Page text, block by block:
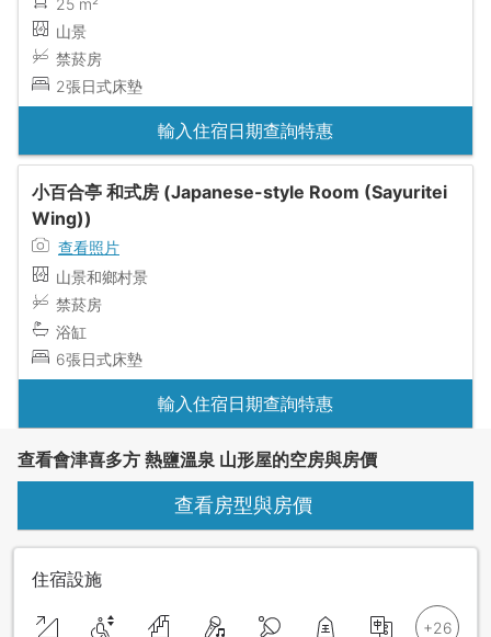
山景
禁菸房
2張日式床墊
輸入住宿日期查詢特惠
小百合亭 和式房 (Japanese-style Room (Sayuritei
Wing))
查看照片
山景和鄉村景
禁菸房
浴缸
6張日式床墊
輸入住宿日期查詢特惠
查看會津喜多方 熱鹽溫泉 山形屋的空房與房價
查看房型與房價
住宿設施